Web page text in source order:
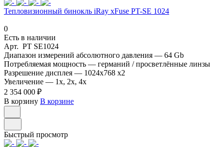
Тепловизионный бинокль iRay xFuse PT-SE 1024
0
Есть в наличии
Арт. PT SE1024
Диапазон измерений абсолютного давления — 64 Gb
Потребляемая мощность — германий / просветлённые линзы
Разрешение дисплея — 1024x768 x2
Увеличение — 1x, 2x, 4x
2 354 000 ₽
В корзину В корзине
Быстрый просмотр